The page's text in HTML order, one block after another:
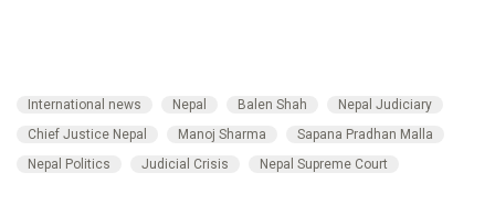
International news Nepal Balen Shah
Nepal Judiciary
Chief Justice Nepal
Manoj Sharma
Sapana Pradhan Malla
Nepal Politics
Judicial Crisis Nepal Supreme Court